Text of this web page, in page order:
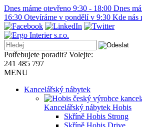
Dnes máme otevřeno 9:30 - 18:00 Dnes
16:30 Otevíráme v pondělí v 9:30 Kde nás
Potřebujete poradit? Volejte:
241 485 797
MENU
Kancelářský nábytek
Kancelářský nábytek Hobis
Skříně Hobis Strong
Skříně Hobis Drive